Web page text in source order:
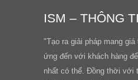
ISM – THÔNG
"Tạo ra giải pháp mang
ứng đến với khách hàng
nhất có thể. Đồng thời với